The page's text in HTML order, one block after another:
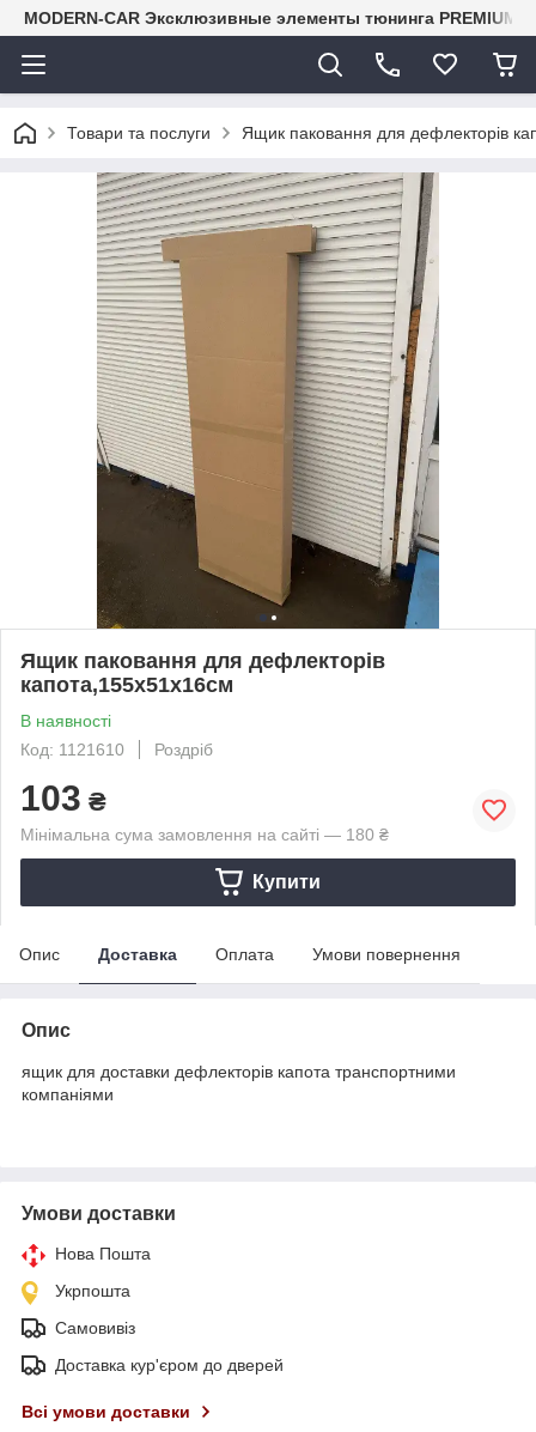
MODERN-CAR Эксклюзивные элементы тюнинга PREMIUM-
Товари та послуги Ящик паковання для дефлекторів
Ящик паковання для дефлекторів
капота,155х51х16см
В наявності
Код: 1121610
Роздріб
103 ₴
Мінімальна сума замовлення на сайті — 180 ₴
Купити
Опис Доставка Оплата Умови повернення
Опис
ящик для доставки дефлекторів капота транспортними
компаніями
Умови доставки
Нова Пошта
Укрпошта
Самовивіз
Доставка кур'єром до дверей
Всі умови доставки